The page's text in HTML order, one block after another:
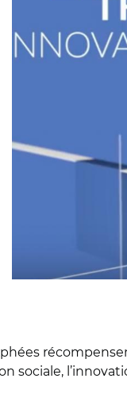
sociale,